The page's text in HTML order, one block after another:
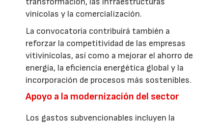
vinícolas y la comercialización.
La convocatoria contribuirá también a
reforzar la competitividad de las empresas
vitivinícolas, así como a mejorar el ahorro de
energía, la eficiencia energética global y la
incorporación de procesos más sostenibles.
Apoyo a la modernización del sector
Los gastos subvencionables incluyen la